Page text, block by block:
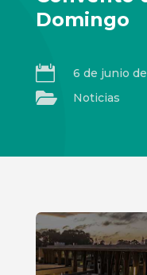
Domingo
 6 de junio
 Noticias